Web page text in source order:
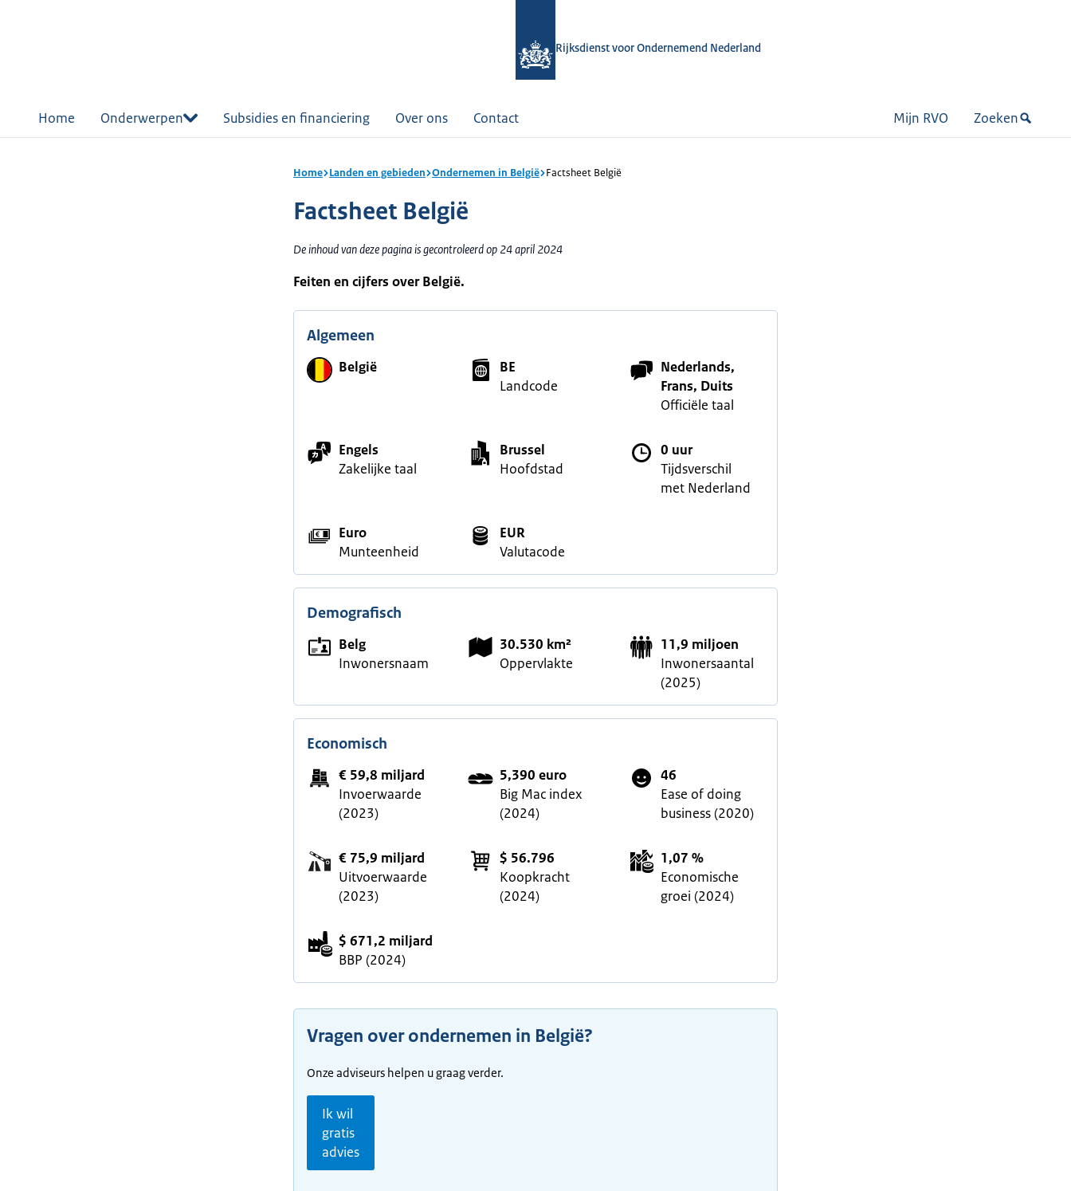
Rijksdienst voor Ondernemend Nederland
Home Onderwerpen Subsidies en financiering Over ons Contact Mijn RVO Zoeken
Home Landen en gebieden Ondernemen in België Factsheet België
Factsheet België
De inhoud van deze pagina is gecontroleerd op 24 april 2024
Feiten en cijfers over België.
Algemeen
België
BE
Landcode
Nederlands,
Frans, Duits
Officiële taal
Engels
Zakelijke taal
Brussel
Hoofdstad
0 uur
Tijdsverschil
met Nederland
Euro
Munteenheid
EUR
Valutacode
Demografisch
Belg
Inwonersnaam
30.530 km²
Oppervlakte
11,9 miljoen
Inwonersaantal
(2025)
Economisch
€ 59,8 miljard
Invoerwaarde
(2023)
5,390 euro
Big Mac index
(2024)
46
Ease of doing
business (2020)
€ 75,9 miljard
Uitvoerwaarde
(2023)
$ 56.796
Koopkracht
(2024)
1,07 %
Economische
groei (2024)
$ 671,2 miljard
BBP (2024)
Vragen over ondernemen in België?
Onze adviseurs helpen u graag verder.
Ik wil
gratis
advies